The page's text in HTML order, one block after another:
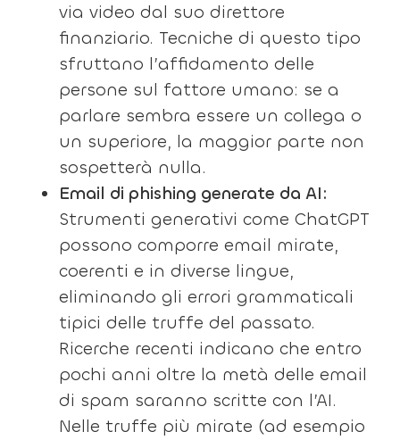
via video dal suo direttore
finanziario. Tecniche di questo tipo
sfruttano l’affidamento delle
persone sul fattore umano: se a
parlare sembra essere un collega o
un superiore, la maggior parte non
sospetterà nulla.
Email di phishing generate da AI:
Strumenti generativi come ChatGPT
possono comporre email mirate,
coerenti e in diverse lingue,
eliminando gli errori grammaticali
tipici delle truffe del passato.
Ricerche recenti indicano che entro
pochi anni oltre la metà delle email
di spam saranno scritte con l’AI.
Nelle truffe più mirate (ad esempio